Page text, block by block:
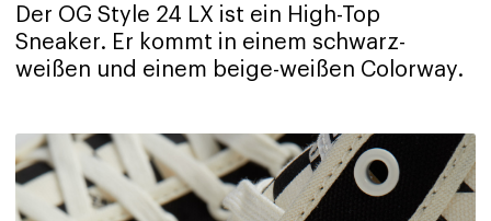
Der OG Style 24 LX ist ein High-Top
Sneaker. Er kommt in einem schwarz-
weißen und einem beige-weißen Colorway.